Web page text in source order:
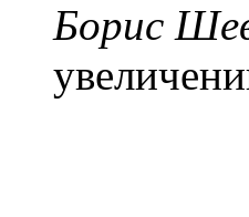
Борис